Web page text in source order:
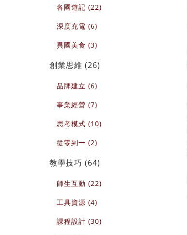
各國遊記 (22)
深度充電 (6)
異國美食 (3)
創業思維 (26)
品牌建立 (6)
事業經營 (7)
思考模式 (10)
從零到一 (2)
教學技巧 (64)
師生互動 (22)
工具資源 (4)
課程設計 (30)